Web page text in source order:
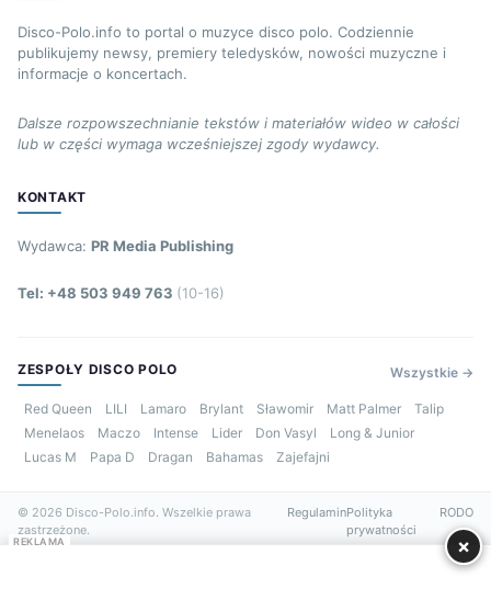
Disco-Polo.info to portal o muzyce disco polo. Codziennie
publikujemy newsy, premiery teledysków, nowości muzyczne i
informacje o koncertach.
Dalsze rozpowszechnianie tekstów i materiałów wideo w całości
lub w części wymaga wcześniejszej zgody wydawcy.
KONTAKT
Wydawca: PR Media Publishing
Tel: +48 503 949 763 (10-16)
ZESPOŁY DISCO POLO Wszystkie →
Red Queen LILI Lamaro Brylant Sławomir Matt Palmer
Talip
Menelaos
Maczo Intense Lider Don Vasyl
Long & Junior
Lucas M
Papa D Dragan Bahamas Zajefajni
© 2026 Disco-Polo.info. Wszelkie prawa
zastrzeżone.
RegulaminPolityka
prywatności
RODO
REKLAMA ×